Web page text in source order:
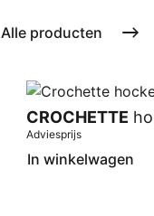
Alle producten
CROCHETTE
Adviesprijs
In winkelwagen